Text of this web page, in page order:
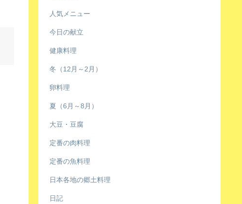
人気メニュー
今日の献立
健康料理
冬（12月～2月）
卵料理
夏（6月～8月）
大豆・豆腐
定番の肉料理
定番の魚料理
日本各地の郷土料理
日記